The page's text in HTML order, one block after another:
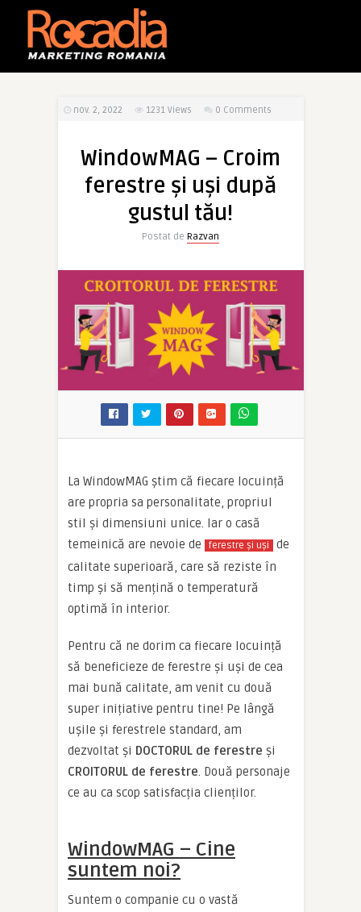
nov. 2, 2022 1231 Views 0 Comments
WindowMAG – Croim
ferestre şi uşi după
gustul tău!
Postat de Razvan
La WindowMAG ştim că fiecare locuință
are propria sa personalitate, propriul
stil și dimensiuni unice. Iar o casă
temeinică are nevoie de
ferestre și uși
de
calitate superioară, care să reziste în
timp și să mențină o temperatură
optimă în interior.
Pentru că ne dorim ca fiecare locuință
să beneficieze de ferestre și uși de cea
mai bună calitate, am venit cu două
super inițiative pentru tine! Pe lângă
ușile și ferestrele standard, am
dezvoltat și DOCTORUL de ferestre și
CROITORUL de ferestre. Două personaje
ce au ca scop satisfacția clienților.
WindowMAG – Cine
suntem noi?
Suntem o companie cu o vastă